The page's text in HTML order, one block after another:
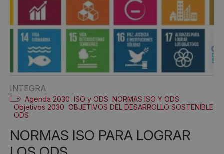
INTEGRA
Agenda 2030 ISO y ODS NORMAS ISO Y ODS
Objetivos 2030 OBJETIVOS DEL DESARROLLO SOSTENIBLE
ODS
NORMAS ISO PARA LOGRAR